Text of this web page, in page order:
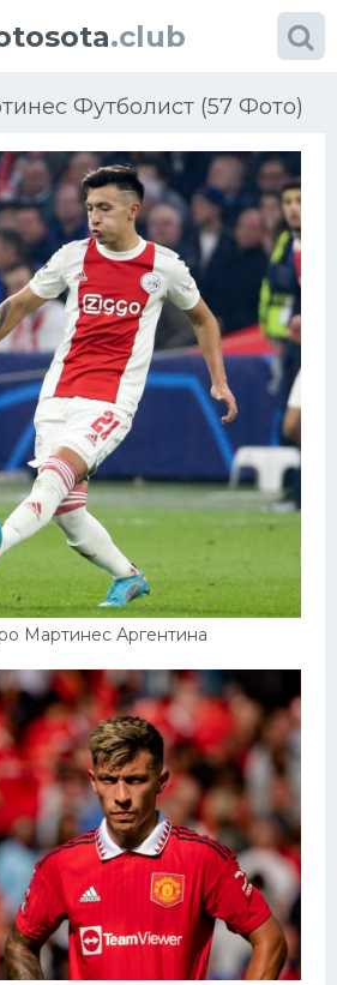
.club
Футболист (57 Фото)
Мартинес Аргентина
Фото